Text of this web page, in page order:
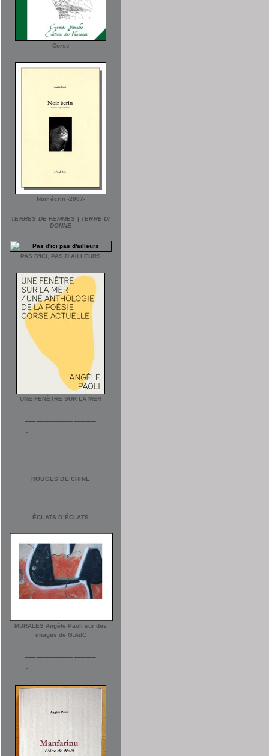
Corse
Noir écrin -2007-
TERRES DE FEMMES | TERRE DI
DONNE
PAS D'ICI, PAS D’AILLEURS
UNE FENÊTRE SUR LA MER
ROUGES DE CHINE
ÉCLATS D’ÉCLATS
MURALES Angèle Paoli sur des
images de G.AdC